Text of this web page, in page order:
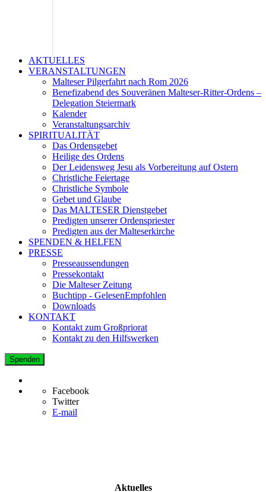
AKTUELLES
VERANSTALTUNGEN
Malteser Pilgerfahrt nach Rom 2026
Benefizabend des Souveränen Malteser-Ritter-Ordens –
Delegation Steiermark
Kalender
Veranstaltungsarchiv
SPIRITUALITÄT
Das Ordensgebet
Heilige des Ordens
Der Leidensweg Jesu als Vorbereitung auf Ostern
Christliche Feiertage
Christliche Symbole
Gebet und Glaube
Das MALTESER Dienstgebet
Predigten unserer Ordenspriester
Predigten aus der Malteserkirche
SPENDEN & HELFEN
PRESSE
Presseaussendungen
Pressekontakt
Die Malteser Zeitung
Buchtipp - GelesenEmpfohlen
Downloads
KONTAKT
Kontakt zum Großpriorat
Kontakt zu den Hilfswerken
Spenden
Facebook
Twitter
E-mail
Aktuelles